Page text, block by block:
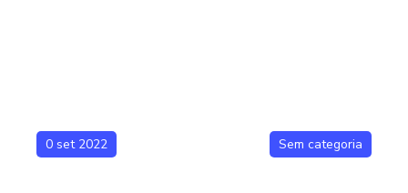
0 set 2022 Sem categoria